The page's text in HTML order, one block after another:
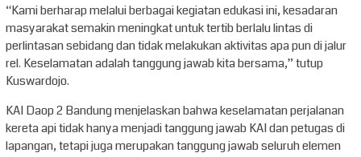
“Kami berharap melalui berbagai kegiatan edukasi ini, kesadaran
masyarakat semakin meningkat untuk tertib berlalu lintas di
perlintasan sebidang dan tidak melakukan aktivitas apa pun di jalur
rel. Keselamatan adalah tanggung jawab kita bersama,” tutup
Kuswardojo.
KAI Daop 2 Bandung menjelaskan bahwa keselamatan perjalanan
kereta api tidak hanya menjadi tanggung jawab KAI dan petugas di
lapangan, tetapi juga merupakan tanggung jawab seluruh elemen